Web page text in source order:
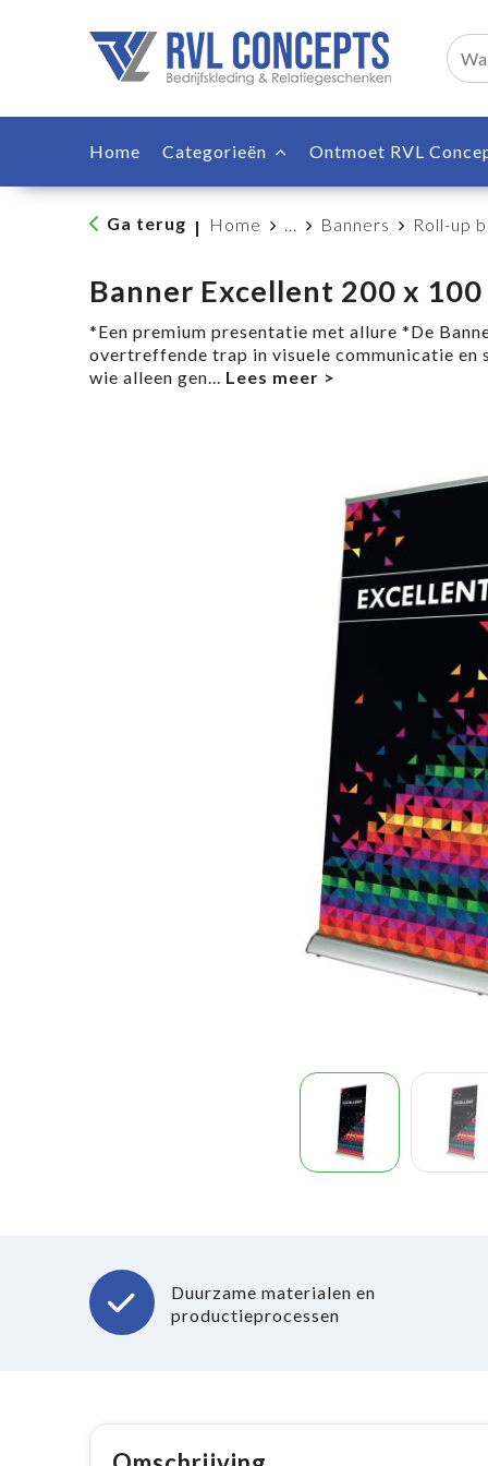
Home Categorieën Ontmoet RVL
Ga terug | Home ... Banners Roll-up
Banner Excellent 200 x 100
*Een premium presentatie met allure *De
overtreffende trap in visuele communicatie en
wie alleen gen...
Duurzame materialen en
productieprocessen